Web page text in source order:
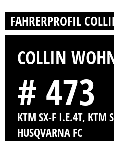
FAHRERPROFIL
COLLIN
# 473
KTM SX-F I.E.4T, KTM
HUSQVARNA FC